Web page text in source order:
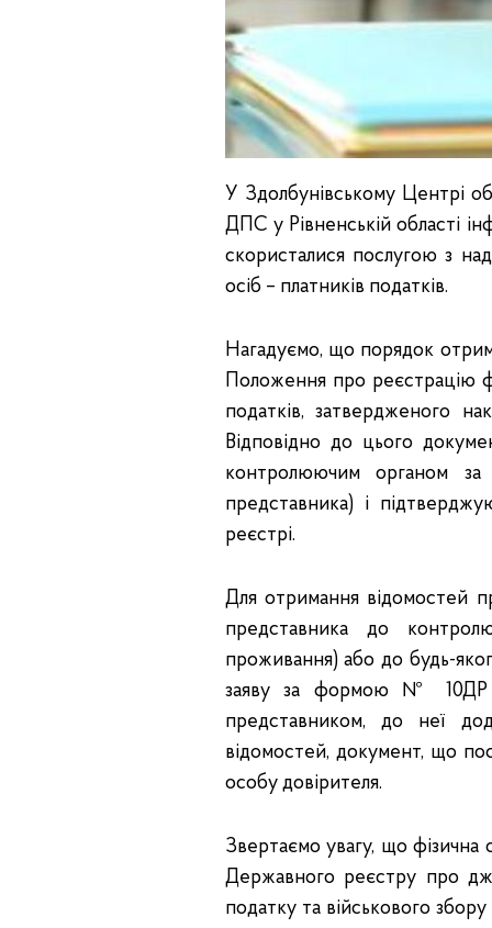
У Здолбунівському Центрі
ДПС у Рівненській області
скористалися послугою з
осіб – платників податків.
Нагадуємо, що порядок
Положення про реєстрацію
податків, затвердженого
Відповідно до цього
контролюючим органом за
представника) і
реєстрі.
Для отримання відомостей
представника до
проживання) або до будь-
заяву за формою № 10ДР
представником, до неї
відомостей, документ, що
особу довірителя.
Звертаємо увагу, що фізична
Державного реєстру про
податку та військового